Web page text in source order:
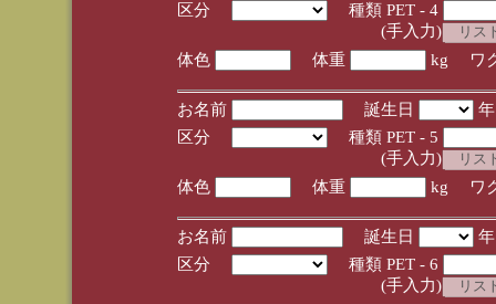
区分
種類 PET - 4
(手入力)
体色
体重 kg ワ
お名前 誕生日
区分
種類 PET - 5
(手入力)
体色
体重 kg ワ
お名前 誕生日
区分
種類 PET - 6
(手入力)